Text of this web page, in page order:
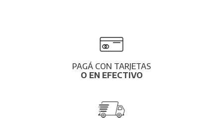
PAGÁ CON TARJETAS
O EN EFECTIVO